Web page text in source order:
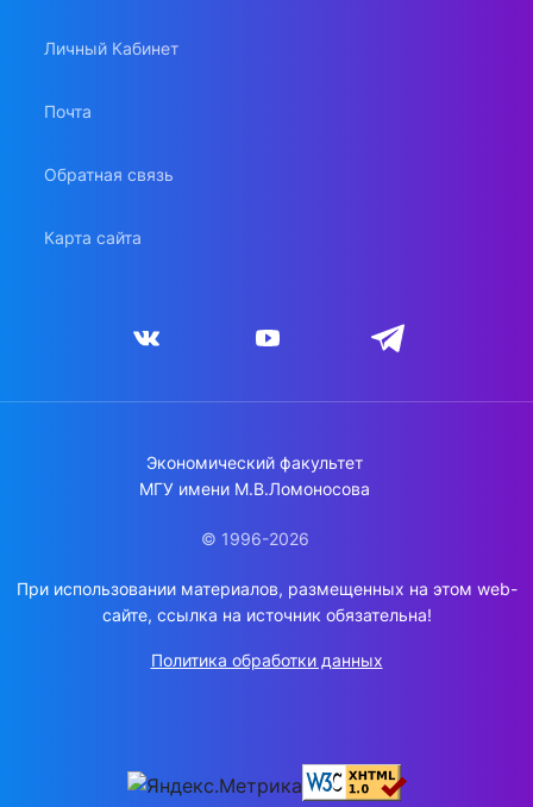
Личный Кабинет
Почта
Обратная связь
Карта сайта
Экономический факультет
МГУ имени М.В.Ломоносова
© 1996-2026
При использовании материалов, размещенных на этом web-
сайте, ссылка на источник обязательна!
Политика обработки данных